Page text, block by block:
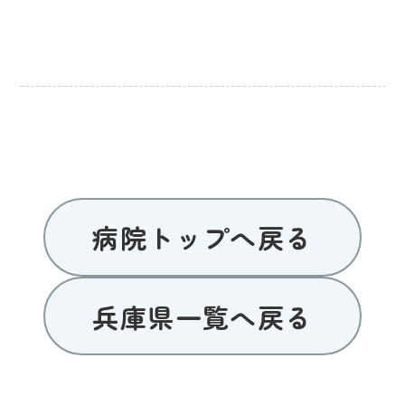
病院トップへ戻る
兵庫県一覧へ戻る